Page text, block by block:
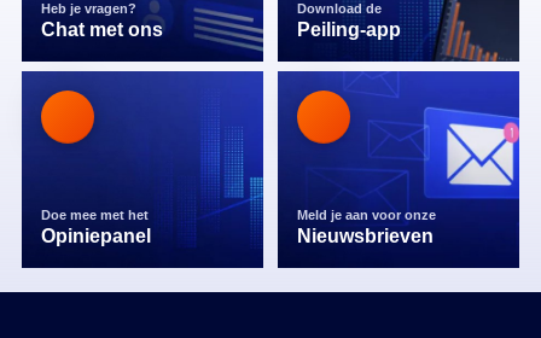
Heb je vragen?
Chat met ons
Download de
Peiling-app
Doe mee met het
Opiniepanel
Meld je aan voor onze
Nieuwsbrieven